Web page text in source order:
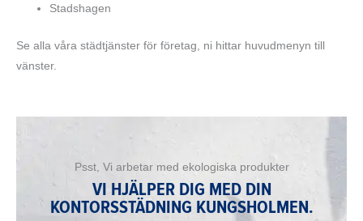
Stadshagen
Se alla våra städtjänster för företag, ni hittar huvudmenyn till
vänster.
Psst, Vi arbetar med ekologiska produkter
VI HJÄLPER DIG MED DIN
KONTORSSTÄDNING KUNGSHOLMEN.